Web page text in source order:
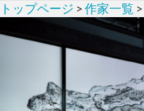
トップページ >作家一覧 >